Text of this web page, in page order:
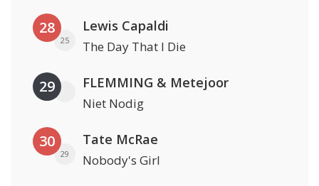
28
25
Lewis Capaldi
The Day That I Die
29 FLEMMING & Metejoor
Niet Nodig
30
29
Tate McRae
Nobody's Girl